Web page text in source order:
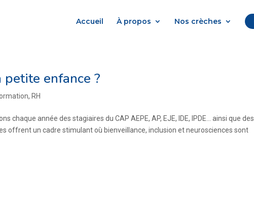
Accueil À propos Nos crèches
petite enfance ?
, RH
chaque année des stagiaires du CAP AEPE, AP, EJE, IDE, IPDE… ainsi que des
offrent un cadre stimulant où bienveillance, inclusion et neurosciences sont